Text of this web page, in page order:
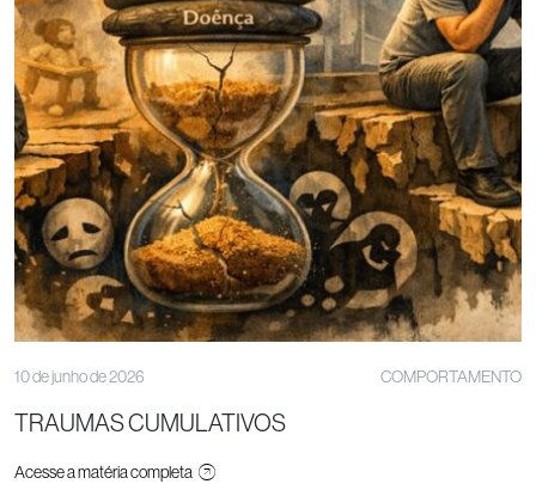
10 de junho de 2026 COMPORTAMENTO
TRAUMAS CUMULATIVOS
Acesse a matéria completa